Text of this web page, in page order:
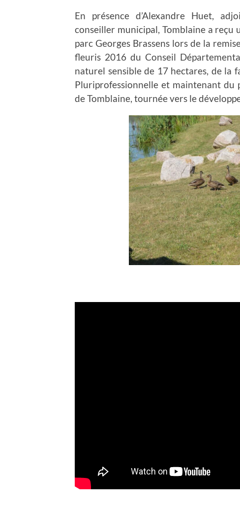
En présence d’Alexandre Huet,
conseiller municipal, Tomblaine a reçu
parc Georges Brassens lors de la
fleuris 2016 du Conseil
naturel sensible de 17 hectares, de la
Pluriprofessionnelle et maintenant du
de Tomblaine, tournée vers le